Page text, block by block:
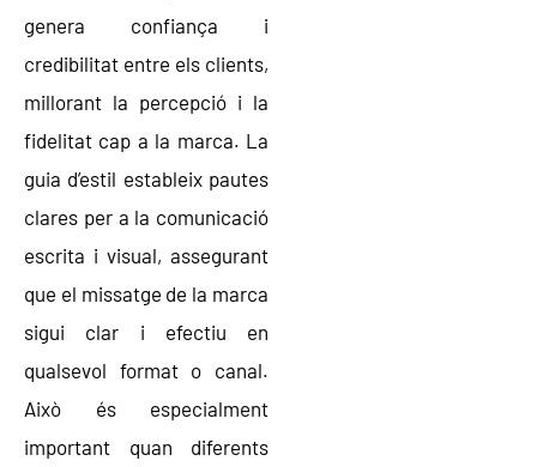
genera confiança i
credibilitat entre els clients,
millorant la percepció i la
fidelitat cap a la marca. La
guia d’estil estableix pautes
clares per a la comunicació
escrita i visual, assegurant
que el missatge de la marca
sigui clar i efectiu en
qualsevol format o canal.
Això és especialment
important quan diferents